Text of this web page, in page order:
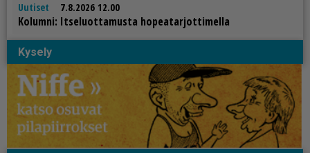
Uutiset 7.8.2026 12.00
Ko­lum­ni: It­se­luot­ta­mus­ta ho­pe­a­tar­jot­ti­mel­la
Kysely